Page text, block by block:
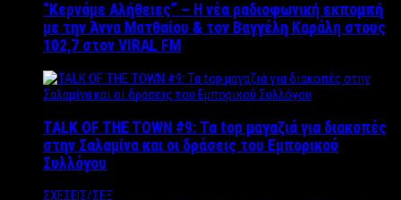
“Kερνάμε Αλήθειες” – Η νέα ραδιοφωνική εκπομπή
με την Άννα Ματθαίου & τον Βαγγέλη Καράλη στους
102,7 στον VIRAL FM
TALK OF THE TOWN #9: Τα top μαγαζιά για διακοπές
στην Σαλαμίνα και οι δράσεις του Εμπορικού
Συλλόγου
ΣΧΕΣΕΙΣ/ΣΕΞ